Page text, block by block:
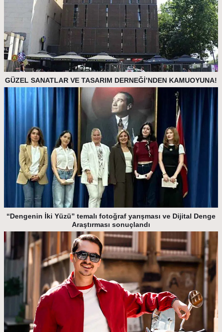
GÜZEL SANATLAR VE TASARIM DERNEĞİ’NDEN KAMUOYUNA!
“Dengenin İki Yüzü” temalı fotoğraf yarışması ve Dijital Denge
Araştırması sonuçlandı